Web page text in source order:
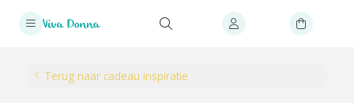
Terug naar cadeau inspiratie